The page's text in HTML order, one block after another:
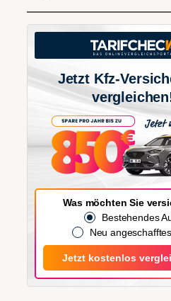
Jetzt Kfz-
Was möchten Sie
Bestehendes
Neu
Jetzt kostenlos